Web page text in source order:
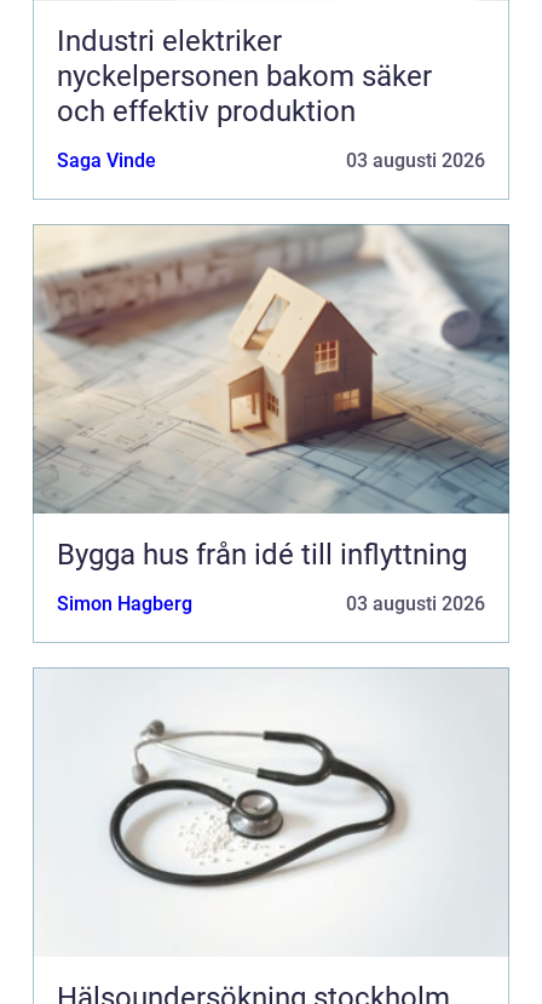
Industri elektriker
nyckelpersonen bakom säker
och effektiv produktion
Saga Vinde 03 augusti 2026
Bygga hus från idé till inflyttning
Simon Hagberg 03 augusti 2026